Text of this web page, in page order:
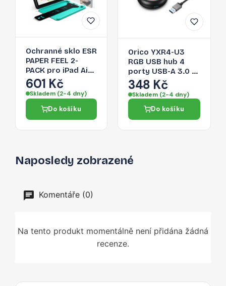
Ochranné sklo ESR
PAPER FEEL 2-
PACK pro iPad Air
13" (1 / 2 / 3 2024-
2026) - clear
601 Kč
Skladem (2-4 dny)
Do košíku
Orico YXR4-U3
RGB USB hub 4
porty USB-A 3.0 s
audio/mikrofonním
portem 0,3 m –
černý
348 Kč
Skladem (2-4 dny)
Do košíku
Naposledy zobrazené
Komentáře (0)
Na tento produkt momentálně není přidána žádná
recenze.